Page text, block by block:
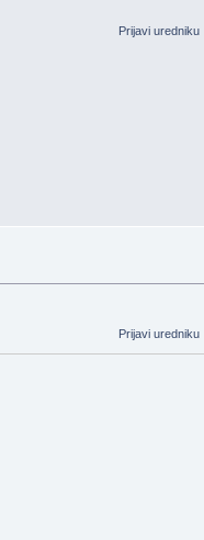
Prijavi uredniku
Prijavi uredniku